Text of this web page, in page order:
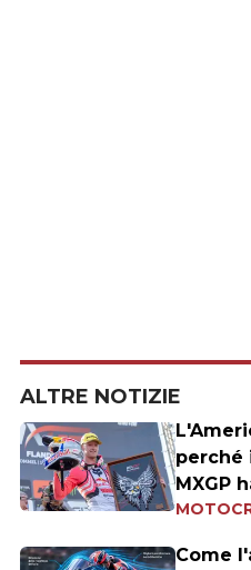
ALTRE NOTIZIE
perché
MXGP
Come